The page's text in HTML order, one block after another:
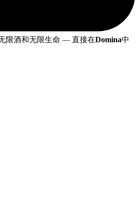
限酒和无限生命 — 直接在Domina中